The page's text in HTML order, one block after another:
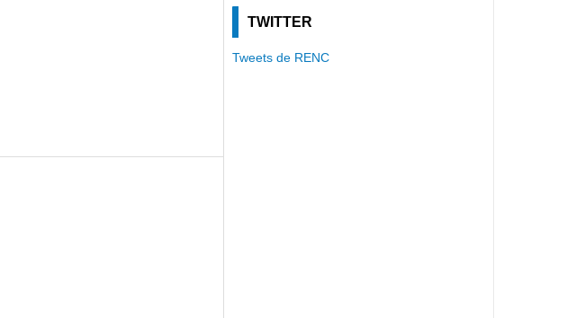
TWITTER
Tweets de RENC